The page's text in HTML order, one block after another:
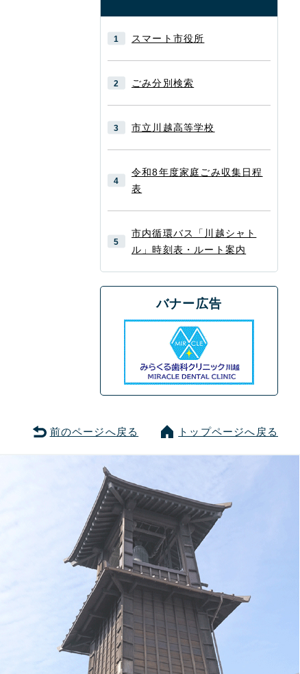
スマート市役所
ごみ分別検索
市立川越高等学校
令和8年度家庭ごみ収集日程
表
市内循環バス「川越シャト
ル」時刻表・ルート案内
バナー広告
前のページへ戻る トップページへ戻る